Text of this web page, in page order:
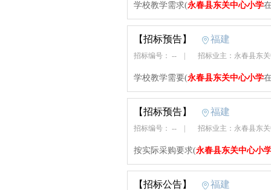
学校教学需求(永春县东关中心小学
【招标预告】 福建
招标编号： -- 招标业主：永春县东
学校教学需要(永春县东关中心小学
【招标预告】 福建
招标编号： -- 招标业主：永春县东
按实际采购要求(永春县东关中心小
【招标公告】 福建